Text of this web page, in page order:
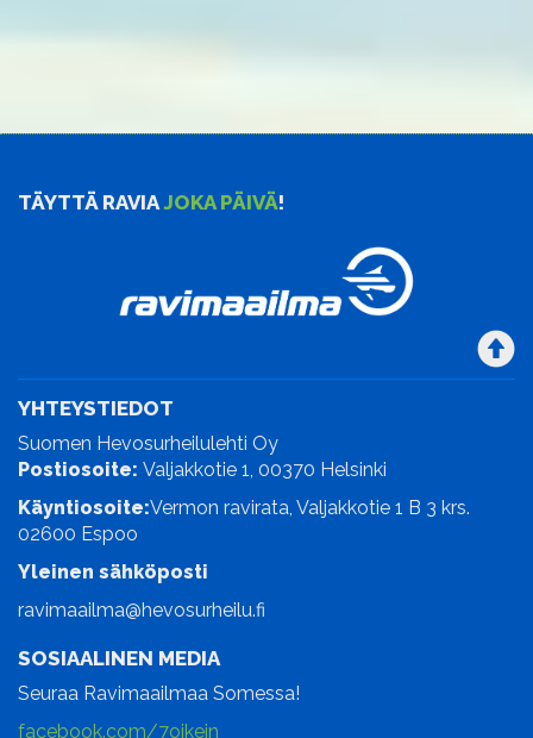
TÄYTTÄ RAVIAJOKA PÄIVÄ!
YHTEYSTIEDOT
Suomen Hevosurheilulehti Oy
Postiosoite: Valjakkotie 1, 00370 Helsinki
Käyntiosoite:Vermon ravirata, Valjakkotie 1 B 3 krs.
02600 Espoo
Yleinen sähköposti
ravimaailma@hevosurheilu.fi
SOSIAALINEN MEDIA
Seuraa Ravimaailmaa Somessa!
facebook.com/7oikein